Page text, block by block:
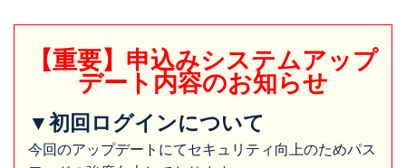
【重要】申込みシステムアップ
デート内容のお知らせ
▼初回ログインについて
今回のアップデートにてセキュリティ向上のためパス